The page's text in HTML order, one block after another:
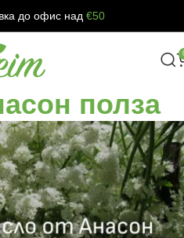
до офис над €50
полза